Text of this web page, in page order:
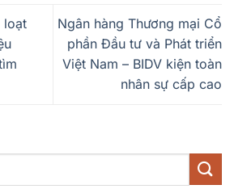
loạt
Ngân hàng Thương mại Cổ
phần Đầu tư và Phát triển
Việt Nam – BIDV kiện toàn
nhân sự cấp cao